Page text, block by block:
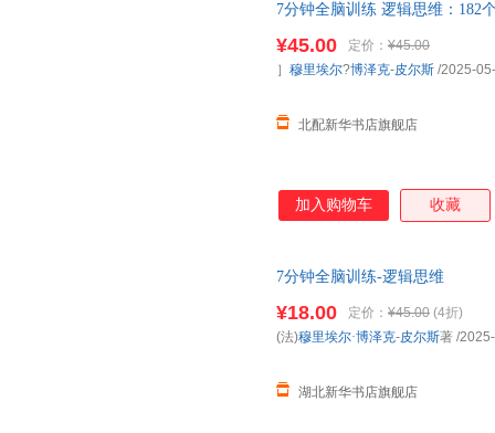
7分钟全脑训练 逻辑思维：182
票 多仓就近发货 85%城市次日
¥45.00 定价： ¥45.00
北配新华书店旗舰店
］ 穆里埃尔?博泽克-皮尔斯 /2025-
加入购物车 收藏
7分钟全脑训练-逻辑思维
¥18.00 定价： ¥45.00 (4折)
湖北新华书店旗舰店
(法)穆里埃尔·博泽克-皮尔斯著 /